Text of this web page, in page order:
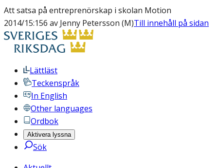
Att satsa på entreprenörskap i skolan Motion
2014/15:156 av Jenny Petersson (M)Till innehåll på sidan
Lättläst
Teckenspråk
In English
Other languages
Ordbok
Aktivera lyssna
Sök